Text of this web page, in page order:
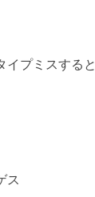
イプミスすると
ス